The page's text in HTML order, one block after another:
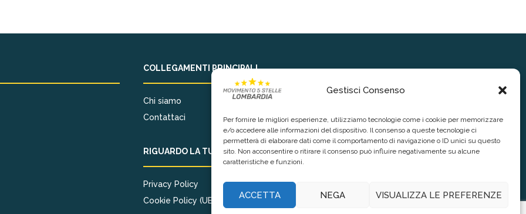
Gestisci Consenso
Per fornire le migliori esperienze, utilizziamo tecnologie come i cookie per memorizzare
e/o accedere alle informazioni del dispositivo. Il consenso a queste tecnologie ci
permetterà di elaborare dati come il comportamento di navigazione o ID unici su questo
sito. Non acconsentire o ritirare il consenso può influire negativamente su alcune
caratteristiche e funzioni.
ACCETTA NEGA VISUALIZZA LE PREFERENZE
COLLEGAMENTI PRINCIPALI
Chi siamo
Contattaci
RIGUARDO LA TUA PRIVACY
Privacy Policy
Cookie Policy (UE)